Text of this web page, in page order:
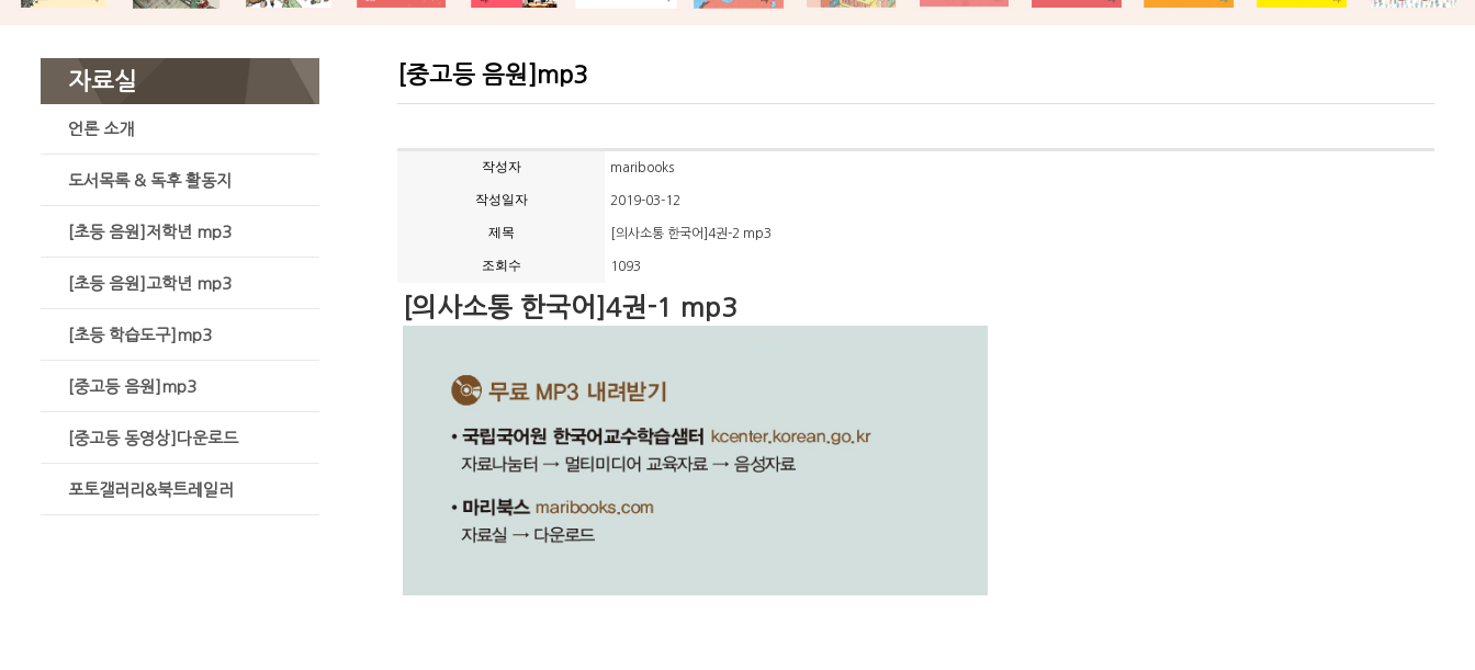
[중고등 음원]mp3
작성자 maribooks
작성일자 2019-03-12
제목 [의사소통 한국어]4권-2 mp3
조회수 1093
[의사소통 한국어]4권-1 mp3
자료실
언론 소개
도서목록 & 독후 활동지
[초등 음원]저학년 mp3
[초등 음원]고학년 mp3
[초등 학습도구]mp3
[중고등 음원]mp3
[중고등 동영상]다운로드
포토갤러리&북트레일러